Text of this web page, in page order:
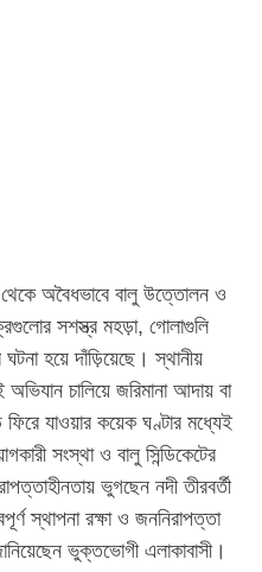
থেকে অবৈধভাবে বালু উত্তোলন ও
সশস্ত্র মহড়া, গোলাগুলি
হয়ে দাঁড়িয়েছে। স্থানীয়
চালিয়ে জরিমানা আদায় বা
যাওয়ার কয়েক ঘণ্টার মধ্যেই
সংস্থা ও বালু সিন্ডিকেটের
ভুগছেন নদী তীরবর্তী
স্থাপনা রক্ষা ও জননিরাপত্তা
ভুক্তভোগী এলাকাবাসী।